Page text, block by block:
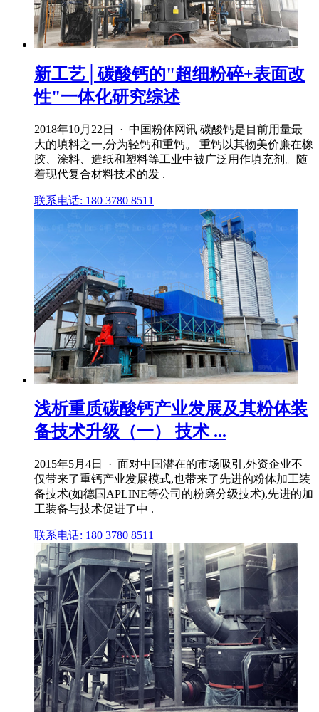
新工艺│碳酸钙的"超细粉碎+表面改
性"一体化研究综述
2018年10月22日 · 中国粉体网讯 碳酸钙是目前用量最
大的填料之一,分为轻钙和重钙。 重钙以其物美价廉在橡
胶、涂料、造纸和塑料等工业中被广泛用作填充剂。随
着现代复合材料技术的发 .
联系电话: 180 3780 8511
浅析重质碳酸钙产业发展及其粉体装
备技术升级（一） 技术 ...
2015年5月4日 · 面对中国潜在的市场吸引,外资企业不
仅带来了重钙产业发展模式,也带来了先进的粉体加工装
备技术(如德国APLINE等公司的粉磨分级技术),先进的加
工装备与技术促进了中 .
联系电话: 180 3780 8511